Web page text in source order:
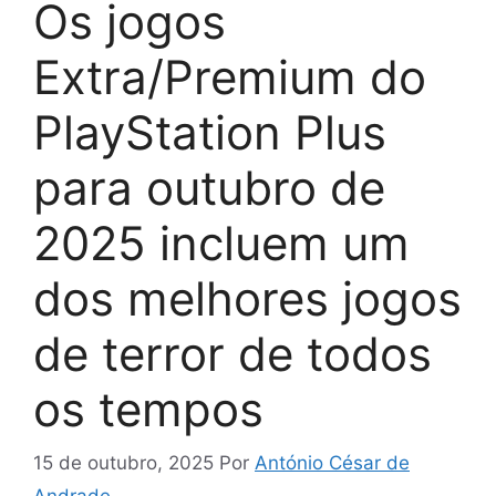
Os jogos
Extra/Premium do
PlayStation Plus
para outubro de
2025 incluem um
dos melhores jogos
de terror de todos
os tempos
15 de outubro, 2025 Por António César de